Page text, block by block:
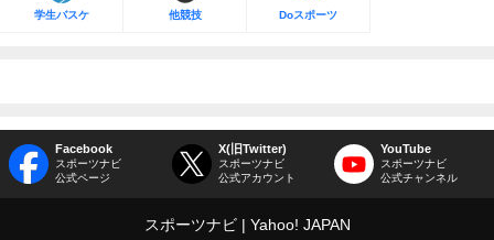
学生バスケ 他競技 Doスポーツ
Facebook
スポーツナビ
公式ページ
X(旧Twitter)
スポーツナビ
公式アカウント
YouTube
スポーツナビ
公式チャンネル
スポーツナビ Yahoo! JAPAN